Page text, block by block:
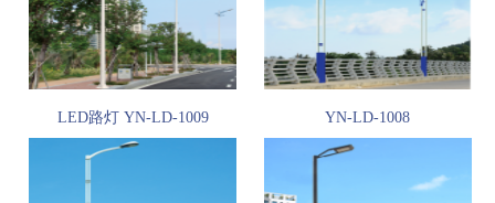
LED路灯 YN-LD-1009 YN-LD-1008